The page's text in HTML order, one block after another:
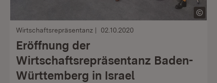
Wirtschaftsrepräsentanz 02.10.2020
Eröffnung der
Wirtschaftsrepräsentanz Baden-
Württemberg in Israel